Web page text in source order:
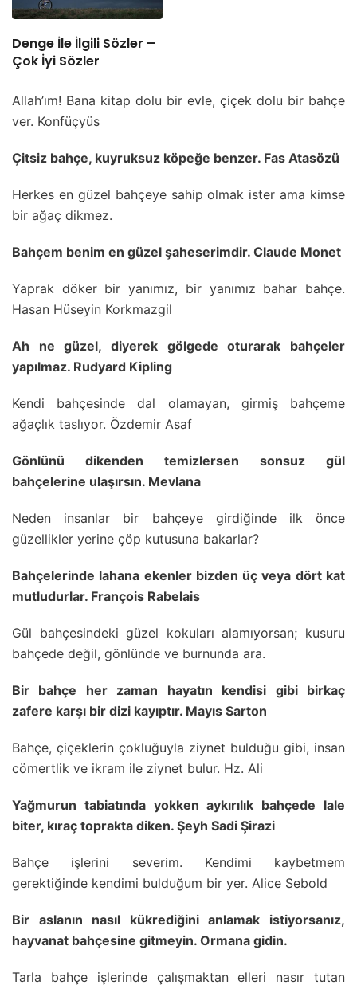
Denge İle İlgili Sözler –
Çok İyi Sözler
Allah’ım! Bana kitap dolu bir evle, çiçek dolu bir bahçe
ver. Konfüçyüs
Çitsiz bahçe, kuyruksuz köpeğe benzer. Fas Atasözü
Herkes en güzel bahçeye sahip olmak ister ama kimse
bir ağaç dikmez.
Bahçem benim en güzel şaheserimdir. Claude Monet
Yaprak döker bir yanımız, bir yanımız bahar bahçe.
Hasan Hüseyin Korkmazgil
Ah ne güzel, diyerek gölgede oturarak bahçeler
yapılmaz. Rudyard Kipling
Kendi bahçesinde dal olamayan, girmiş bahçeme
ağaçlık taslıyor. Özdemir Asaf
Gönlünü dikenden temizlersen sonsuz gül
bahçelerine ulaşırsın. Mevlana
Neden insanlar bir bahçeye girdiğinde ilk önce
güzellikler yerine çöp kutusuna bakarlar?
Bahçelerinde lahana ekenler bizden üç veya dört kat
mutludurlar. François Rabelais
Gül bahçesindeki güzel kokuları alamıyorsan; kusuru
bahçede değil, gönlünde ve burnunda ara.
Bir bahçe her zaman hayatın kendisi gibi birkaç
zafere karşı bir dizi kayıptır. Mayıs Sarton
Bahçe, çiçeklerin çokluğuyla ziynet bulduğu gibi, insan
cömertlik ve ikram ile ziynet bulur. Hz. Ali
Yağmurun tabiatında yokken aykırılık bahçede lale
biter, kıraç toprakta diken. Şeyh Sadi Şirazi
Bahçe işlerini severim. Kendimi kaybetmem
gerektiğinde kendimi bulduğum bir yer. Alice Sebold
Bir aslanın nasıl kükrediğini anlamak istiyorsanız,
hayvanat bahçesine gitmeyin. Ormana gidin.
Tarla bahçe işlerinde çalışmaktan elleri nasır tutan